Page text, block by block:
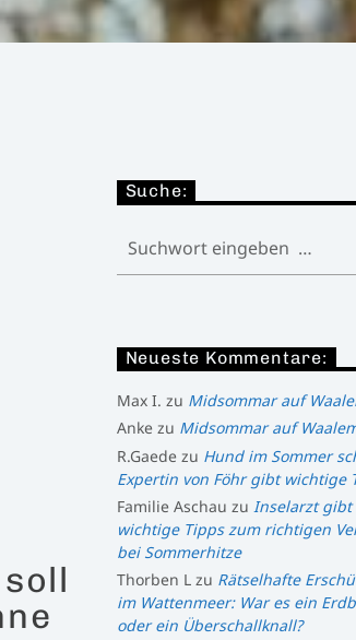
Suche:
Neueste Kommentare:
Max I. zu Midsommar auf
Ankezu Midsommar auf
R.Gaedezu Hund im Sommer
Expertin von Föhr gibt wichtige
Familie Aschau zu Inselarzt gibt
wichtige Tipps zum richtigen
bei Sommerhitze
Thorben Lzu Rätselhafte
im Wattenmeer: War es ein
oder ein Überschallknall?